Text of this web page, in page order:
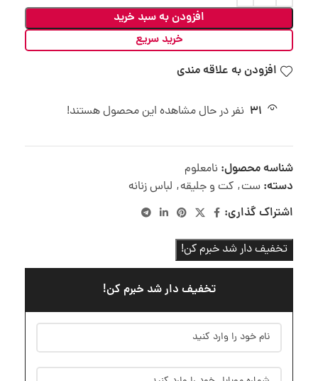
افزودن به سبد خرید
خرید سریع
افزودن به علاقه مندی
31 نفر در حال مشاهده این محصول هستند!
شناسه محصول: نامعلوم
دسته: ست, کت و جلیقه, لباس زنانه
اشتراک گذاری:
تخفیف دار شد خبرم کن!
تخفیف دار شد خبرم کن!